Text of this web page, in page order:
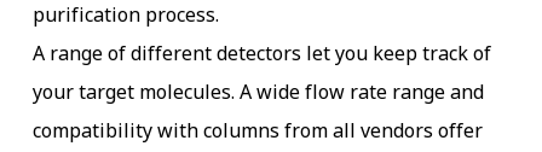
purification process.
A range of different detectors let you keep track of
your target molecules. A wide flow rate range and
compatibility with columns from all vendors offer